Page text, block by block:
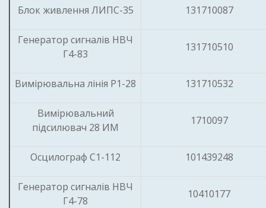
Блок живлення ЛИПС-35 131710087
Генератор сигналів НВЧ
Г4-83
131710510
Вимірювальна лінія Р1-28 131710532
Вимірювальний
підсилювач 28 ИМ
1710097
Осцилограф С1-112 101439248
Генератор сигналів НВЧ
Г4-78
10410177